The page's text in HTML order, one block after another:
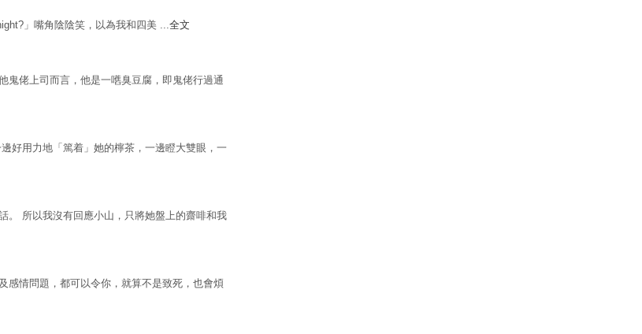
」嘴角陰陰笑，以為我和四美 ...全文
鬼佬上司而言，他是一嚿臭豆腐，即鬼佬行過通
好用力地「篤着」她的檸茶，一邊瞪大雙眼，一
。 所以我沒有回應小山，只將她盤上的齋啡和我
感情問題，都可以令你，就算不是致死，也會煩